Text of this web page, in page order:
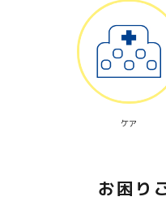
ケア
お困り